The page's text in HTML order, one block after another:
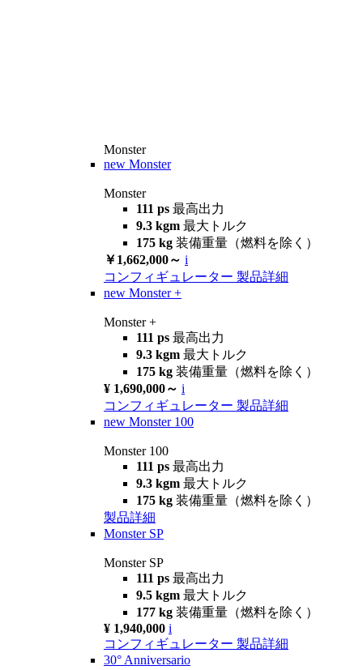
Monster
new Monster
Monster
111 ps 最高出力
9.3 kgm 最大トルク
175 kg 装備重量（燃料を除く）
￥1,662,000～ i
コンフィギュレーター 製品詳細
new Monster +
Monster +
111 ps 最高出力
9.3 kgm 最大トルク
175 kg 装備重量（燃料を除く）
¥ 1,690,000～ i
コンフィギュレーター 製品詳細
new Monster 100
Monster 100
111 ps 最高出力
9.3 kgm 最大トルク
175 kg 装備重量（燃料を除く）
製品詳細
Monster SP
Monster SP
111 ps 最高出力
9.5 kgm 最大トルク
177 kg 装備重量（燃料を除く）
¥ 1,940,000 i
コンフィギュレーター 製品詳細
30° Anniversario